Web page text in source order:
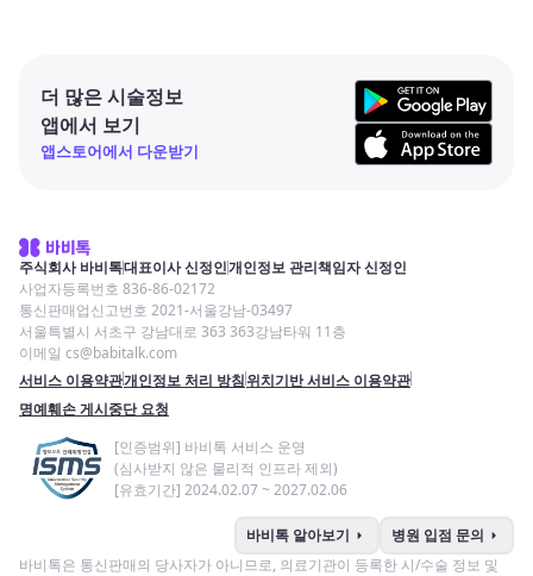
더 많은 시술정보
앱에서 보기
앱스토어에서 다운받기
주식회사 바비톡대표이사 신정인개인정보 관리책임자 신정인
사업자등록번호 836-86-02172
통신판매업신고번호 2021-서울강남-03497
서울특별시 서초구 강남대로 363 363강남타워 11층
이메일 cs@babitalk.com
서비스 이용약관개인정보 처리 방침위치기반 서비스 이용약관
명예훼손 게시중단 요청
[인증범위] 바비톡 서비스 운영
(심사받지 않은 물리적 인프라 제외)
[유효기간] 2024.02.07 ~ 2027.02.06
바비톡 알아보기 arrow_right 병원 입점 문의 arrow_right
바비톡은 통신판매의 당사자가 아니므로, 의료기관이 등록한 시/수술 정보 및